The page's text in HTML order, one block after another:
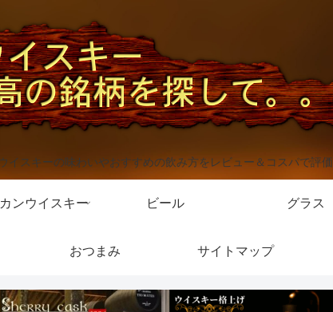
ウイスキーの味わいやおすすめの飲み方をレビュー＆コスパで評価
ンウイスキー ビール グラス
おつまみ サイトマップ